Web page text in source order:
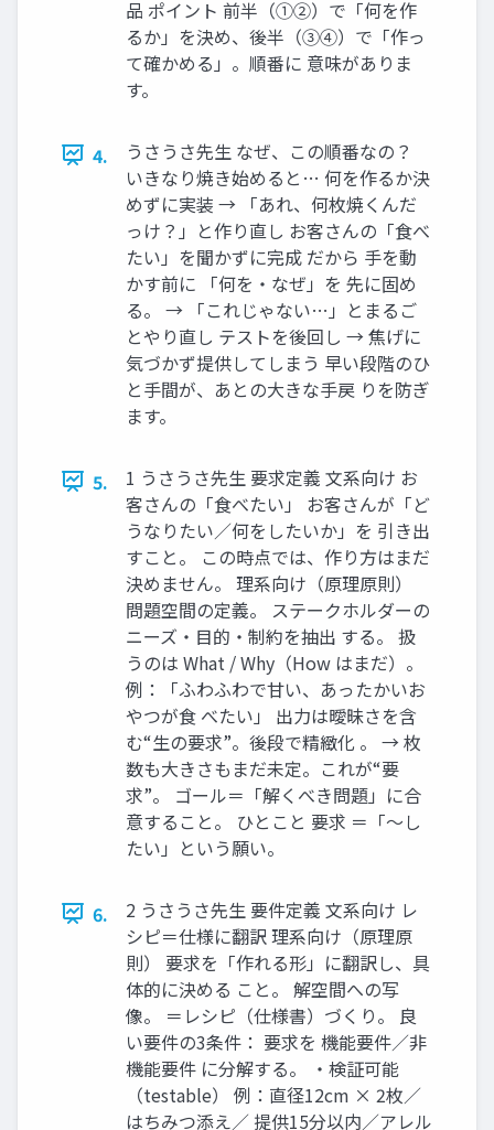
品 ポイント 前半（①②）で「何を作
るか」を決め、後半（③④）で「作っ
て確かめる」。順番に 意味がありま
す。
4.
うさうさ先生 なぜ、この順番なの？
いきなり焼き始めると… 何を作るか決
めずに実装 → 「あれ、何枚焼くんだ
っけ？」と作り直し お客さんの「食べ
たい」を聞かずに完成 だから 手を動
かす前に 「何を・なぜ」を 先に固め
る。 → 「これじゃない…」とまるご
とやり直し テストを後回し → 焦げに
気づかず提供してしまう 早い段階のひ
と手間が、あとの大きな手戻 りを防ぎ
ます。
5.
1 うさうさ先生 要求定義 文系向け お
客さんの「食べたい」 お客さんが「ど
うなりたい／何をしたいか」を 引き出
すこと。 この時点では、作り方はまだ
決めません。 理系向け（原理原則）
問題空間の定義。 ステークホルダーの
ニーズ・目的・制約を抽出 する。 扱
うのは What / Why（How はまだ）。
例：「ふわふわで甘い、あったかいお
やつが食 べたい」 出力は曖昧さを含
む“生の要求”。後段で精緻化 。 → 枚
数も大きさもまだ未定。これが“要
求”。 ゴール＝「解くべき問題」に合
意すること。 ひとこと 要求 ＝「〜し
たい」という願い。
6.
2 うさうさ先生 要件定義 文系向け レ
シピ＝仕様に翻訳 理系向け（原理原
則） 要求を「作れる形」に翻訳し、具
体的に決める こと。 解空間への写
像。 ＝レシピ（仕様書）づくり。 良
い要件の3条件： 要求を 機能要件／非
機能要件 に分解する。 ・検証可能
（testable） 例：直径12cm × 2枚／
はちみつ添え／ 提供15分以内／アレル